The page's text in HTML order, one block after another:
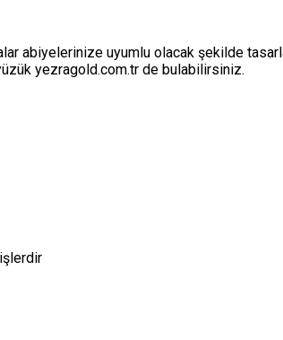
abiyelerinize uyumlu olacak şekilde
yezragold.com.tr de bulabilirsiniz.